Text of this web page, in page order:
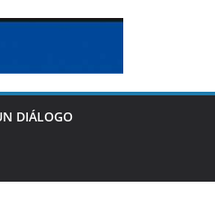
DIÁLOGO